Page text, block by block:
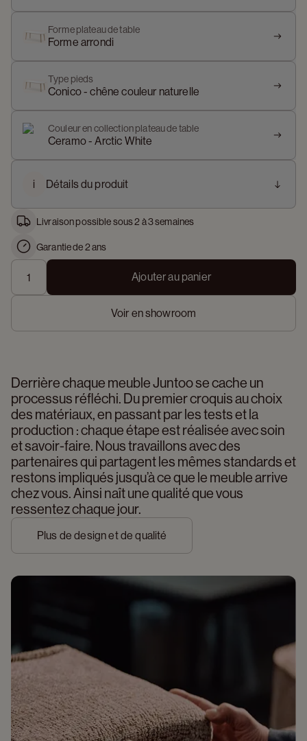
Forme plateau de table
Forme arrondi
Type pieds
Conico - chêne couleur naturelle
Couleur en collection plateau de table
Ceramo - Arctic White
i Détails du produit
Livraison possible sous 2 à 3 semaines
Garantie de 2 ans
Ajouter au panier
Voir en showroom
Derrière chaque meuble Juntoo se cache un
processus réfléchi. Du premier croquis au choix
des matériaux, en passant par les tests et la
production : chaque étape est réalisée avec soin
et savoir-faire. Nous travaillons avec des
partenaires qui partagent les mêmes standards et
restons impliqués jusqu’à ce que le meuble arrive
chez vous. Ainsi naît une qualité que vous
ressentez chaque jour.
Plus de design et de qualité